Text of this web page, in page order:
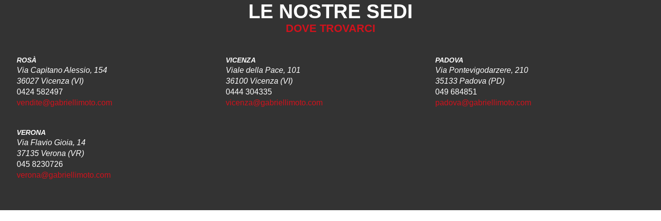
LE NOSTRE SEDI
DOVE TROVARCI
ROSÀ
Via Capitano Alessio, 154
36027 Vicenza (VI)
0424 582497
vendite@gabriellimoto.com
VICENZA
Viale della Pace, 101
36100 Vicenza (VI)
0444 304335
vicenza@gabriellimoto.com
PADOVA
Via Pontevigodarzere, 210
35133 Padova (PD)
049 684851
padova@gabriellimoto.com
VERONA
Via Flavio Gioia, 14
37135 Verona (VR)
045 8230726
verona@gabriellimoto.com